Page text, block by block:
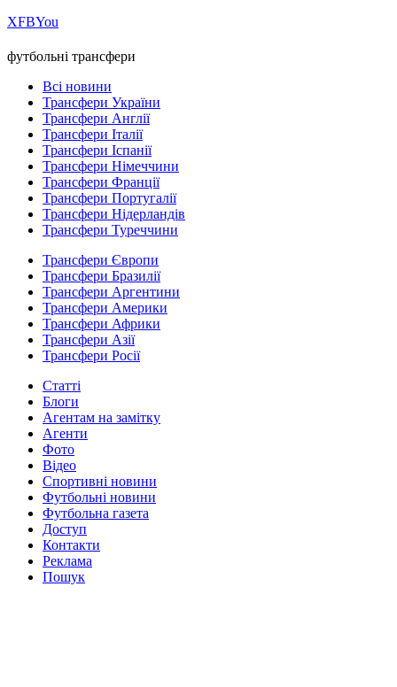
ХFBYou
футбольні трансфери
Всі новини
Трансфери України
Трансфери Англії
Трансфери Італії
Трансфери Іспанії
Трансфери Німеччини
Трансфери Франції
Трансфери Португалії
Трансфери Нідерландів
Трансфери Туреччини
Трансфери Європи
Трансфери Бразилії
Трансфери Аргентини
Трансфери Америки
Трансфери Африки
Трансфери Азії
Трансфери Росії
Статті
Блоги
Агентам на замітку
Агенти
Фото
Відео
Спортивні новини
Футбольні новини
Футбольна газета
Доступ
Контакти
Реклама
Пошук